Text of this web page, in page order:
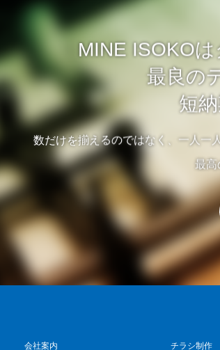
MINE ISOKO
最良の
短
数だけを揃えるのではなく、一人一
最高
会社案内 チラシ制作